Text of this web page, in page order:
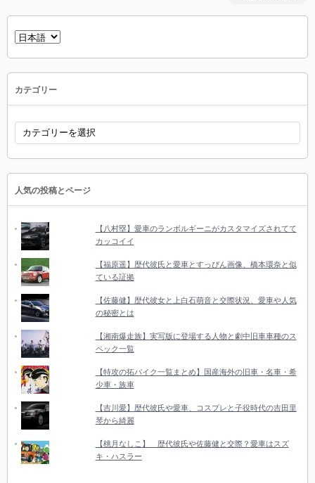
言
語
カテゴリー
カ
ゴ
リ
人気の投稿とページ
【八村塁】愛車のランボルギーニがカスタマイズされてて
カッコイイ
【福原遥】歴代彼氏と愛車とすっぴん画像、橋本環奈と似
ている証拠
【佐藤健】歴代彼女と上白石萌音と交際状況、愛車や人気
の秘密とは
【湘南爆走族】実写版に登場する人物と劇中旧車車種のス
ペック一覧
【特攻の拓バイク一覧まとめ】国産海外の旧車・名車・希
少車・族車
【吉川愛】歴代彼氏や愛車、コスプレと子役時代の吉田里
琴から綺麗
【桃月なしこ】 歴代彼氏や佐藤健と交際？愛車はスズ
キ・ハスラー